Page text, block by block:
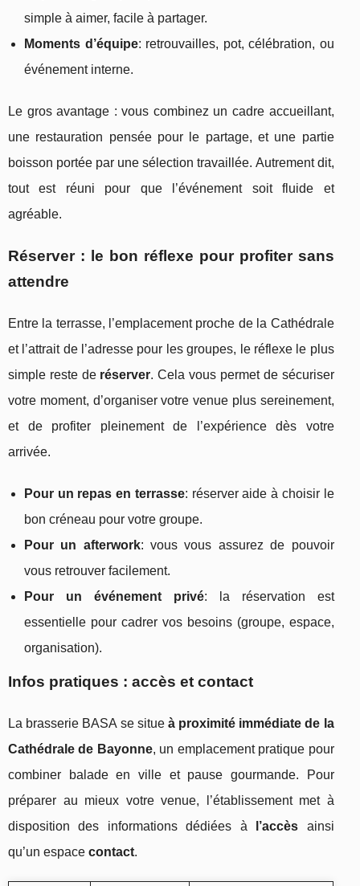
simple à aimer, facile à partager.
Moments d’équipe: retrouvailles, pot, célébration, ou
événement interne.
Le gros avantage : vous combinez un cadre accueillant,
une restauration pensée pour le partage, et une partie
boisson portée par une sélection travaillée. Autrement dit,
tout est réuni pour que l’événement soit fluide et
agréable.
Réserver : le bon réflexe pour profiter sans
attendre
Entre la terrasse, l’emplacement proche de la Cathédrale
et l’attrait de l’adresse pour les groupes, le réflexe le plus
simple reste de réserver. Cela vous permet de sécuriser
votre moment, d’organiser votre venue plus sereinement,
et de profiter pleinement de l’expérience dès votre
arrivée.
Pour un repas en terrasse: réserver aide à choisir le
bon créneau pour votre groupe.
Pour un afterwork: vous vous assurez de pouvoir
vous retrouver facilement.
Pour un événement privé: la réservation est
essentielle pour cadrer vos besoins (groupe, espace,
organisation).
Infos pratiques : accès et contact
La brasserie BASA se situe à proximité immédiate de la
Cathédrale de Bayonne, un emplacement pratique pour
combiner balade en ville et pause gourmande. Pour
préparer au mieux votre venue, l’établissement met à
disposition des informations dédiées à
l’accès ainsi
qu’un espace contact.